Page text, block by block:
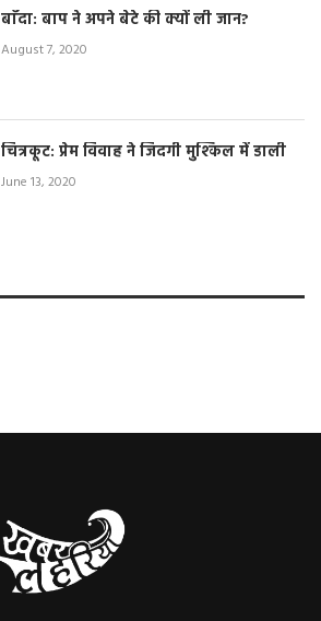
बाँदा: बाप ने अपने बेटे की क्यों ली जान?
August 7, 2020
चित्रकूट: प्रेम विवाह ने जिंदगी मुश्किल में डाली
June 13, 2020